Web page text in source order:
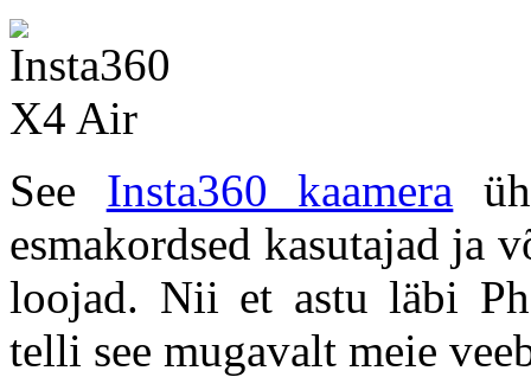
See Insta360 kaamera
esmakordsed kasutajad ja
loojad. Nii et astu läbi
telli see mugavalt meie